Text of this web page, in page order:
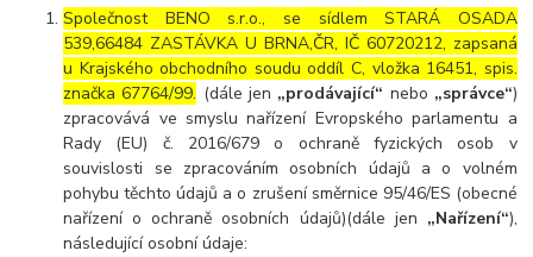
Společnost BENO s.r.o., se sídlem STARÁ OSADA
539,66484 ZASTÁVKA U BRNA,ČR, IČ 60720212, zapsaná
u Krajského obchodního soudu oddíl C, vložka 16451, spis.
značka 67764/99. (dále jen „prodávající“ nebo „správce“)
zpracovává ve smyslu nařízení Evropského parlamentu a
Rady (EU) č. 2016/679 o ochraně fyzických osob v
souvislosti se zpracováním osobních údajů a o volném
pohybu těchto údajů a o zrušení směrnice 95/46/ES (obecné
nařízení o ochraně osobních údajů)(dále jen „Nařízení“),
následující osobní údaje: